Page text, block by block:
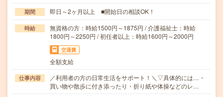
期間 即日～2ヶ月以上 ■開始日の相談OK！
時給
無資格の方：時給1500円～1875円 / 介護福祉士：時給
1800円～2250円 / 初任者以上：時給1600円～2000円
交通費
全額支給
仕事内容
／利用者の方の日常生活をサポート！＼▽具体的には…・
買い物や散歩に付き添ったり・折り紙や体操などのレ…